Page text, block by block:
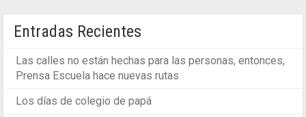
Entradas Recientes
Las calles no están hechas para las personas, entonces,
Prensa Escuela hace nuevas rutas
Los días de colegio de papá